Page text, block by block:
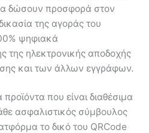
δώσουν προσφορά στον
της αγοράς του
ψηφιακά
της ηλεκτρονικής αποδοχής
και των άλλων εγγράφων.
προϊόντα που είναι διαθέσιμα
ασφαλιστικός σύμβουλος
το δικό του QRCode